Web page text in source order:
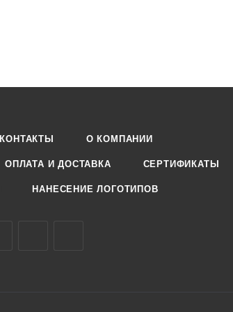
КОНТАКТЫ О КОМПАНИИ
ОПЛАТА И ДОСТАВКА СЕРТИФИКАТЫ
НАНЕСЕНИЕ ЛОГОТИПОВ